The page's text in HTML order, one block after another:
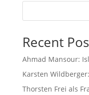
Recent
Ahmad Mansour:
Karsten
Thorsten Frei als